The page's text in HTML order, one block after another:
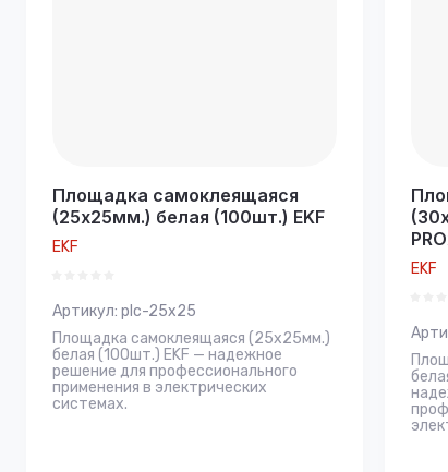
Площадка самоклеящаяся
(25х25мм.) белая (100шт.) EKF
EKF
Артикул: plc-25x25
Площадка самоклеящаяся (25х25мм.)
белая (100шт.) EKF — надежное
решение для профессионального
применения в электрических
системах.
EKF